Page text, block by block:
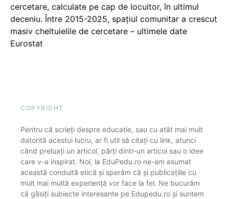
cercetare, calculate pe cap de locuitor, în ultimul
deceniu. Între 2015-2025, spațiul comunitar a crescut
masiv cheltuielile de cercetare – ultimele date
Eurostat
COPYRIGHT
Pentru că scrieți despre educație, sau cu atât mai mult
datorită acestui lucru, ar fi util să citați cu link, atunci
când preluați un articol, părți dintr-un articol sau o idee
care v-a inspirat. Noi, la EduPedu.ro ne-am asumat
această conduită etică și sperăm că și publicațiile cu
mult mai multă experiență vor face la fel. Ne bucurăm
că găsiți subiecte interesante pe Edupedu.ro și suntem